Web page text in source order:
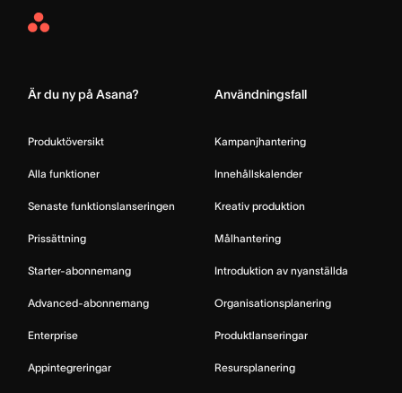
Asana
Är du ny på Asana?
Produktöversikt
Alla funktioner
Senaste funktionslanseringen
Prissättning
Starter-abonnemang
Advanced-abonnemang
Enterprise
Appintegreringar
Användningsfall
Kampanjhantering
Innehållskalender
Kreativ produktion
Målhantering
Introduktion av nyanställda
Organisationsplanering
Produktlanseringar
Resursplanering